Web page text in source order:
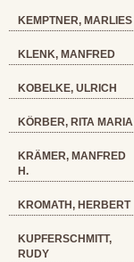
KEMPTNER, MARLIES
KLENK, MANFRED
KOBELKE, ULRICH
KÖRBER, RITA MARIA
KRÄMER, MANFRED
H.
KROMATH, HERBERT
KUPFERSCHMITT,
RUDY